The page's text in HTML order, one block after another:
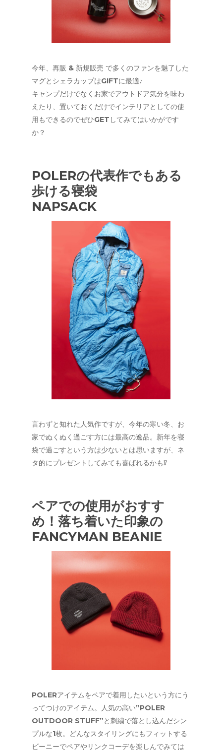
今年、再販 & 新規販売 で多くのファンを魅了した
マグとシェラカップはGIFTに最適♪
キャンプだけでなくお家でアウトドア気分を味わ
えたり、置いておくだけでインテリアとしての使
用もできるのでぜひGETしてみてはいかがです
か？
POLERの代表作でもある
歩ける寝袋
NAPSACK
言わずと知れた人気作ですが、今年の寒い冬、お
家でぬくぬく過ごす方には最高の逸品。新年を寝
袋で過ごすという方は少ないとは思いますが、ネ
タ的にプレゼントしてみても喜ばれるかも⁉︎
ペアでの使用がおすす
め！落ち着いた印象の
FANCYMAN BEANIE
POLERアイテムをペアで着用したいという方にう
ってつけのアイテム。人気の高い”POLER
OUTDOOR STUFF”と刺繍で落とし込んだシン
プルな1枚。どんなスタイリングにもフィットする
ビーニーでペアやリンクコーデを楽しんでみては